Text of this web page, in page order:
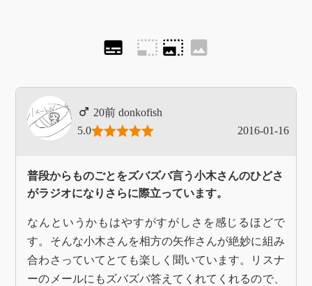
subtitles photo_size_select_small photo_size_select_large image
donkofish
5.0
2016-01-16
普段からものごとをズバズバ言う小木さんのひどさ
がラジオになりさらに際立っています。
なんというかもはやすがすがしさを感じるほどで
す。そんな小木さんを相方の矢作さんが絶妙に組み
合わさっていてとても楽しく聞いています。リスナ
ーのメールにもズバズバ答えてくれてくれるので、